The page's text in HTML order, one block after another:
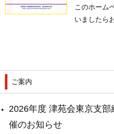
このホーム
いましたら
ご案内
2026年度 津苑会東京支部
催のお知らせ